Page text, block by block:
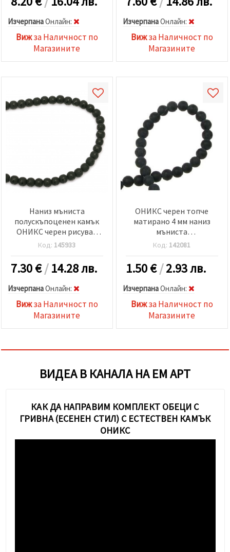
ИзчерпанаOнлайн:
Вижза Наличност по
Магазините
ИзчерпанаOнлайн:
Вижза Наличност по
Магазините
Наниз мъниста
полускъпоценен камък
ОНИКС черен рисуван
матиран топче 8 мм ±48
броя
Код: 145933
7.30€/14.28 лв.
ИзчерпанаOнлайн:
Вижза Наличност по
Магазините
ОНИКС черен топче
матирано 4 мм наниз
мъниста
полускъпоценен камък
±100 броя
Код: 142081
1.50€/2.93 лв.
ИзчерпанаOнлайн:
Вижза Наличност по
Магазините
ВИДЕА В КАНАЛА НА ЕМ АРТ
КАК ДА НАПРАВИМ КОМПЛЕКТ ОБЕЦИ С
ГРИВНА (ЕСЕНЕН СТИЛ) С ЕСТЕСТВЕН КАМЪК
ОНИКС